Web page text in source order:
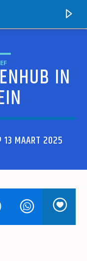
IN
13 MAART 2025